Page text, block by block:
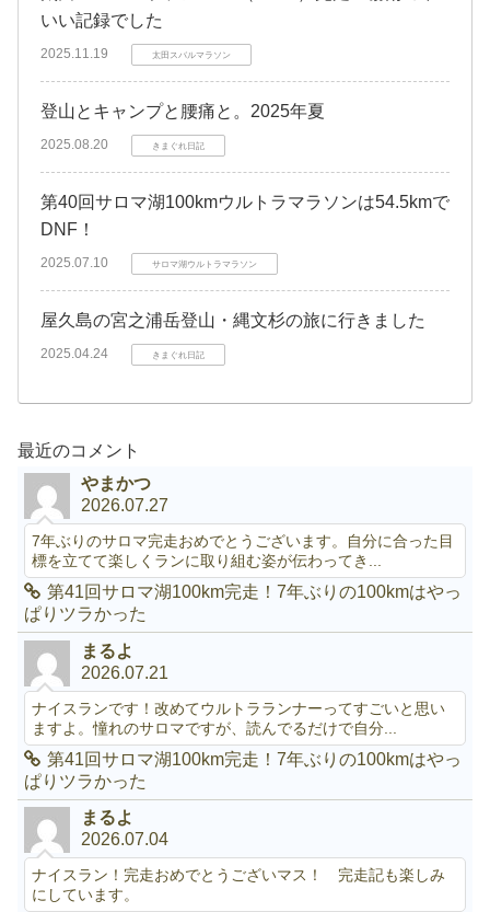
いい記録でした
2025.11.19 太田スバルマラソン
登山とキャンプと腰痛と。2025年夏
2025.08.20 きまぐれ日記
第40回サロマ湖100kmウルトラマラソンは54.5kmで
DNF！
2025.07.10 サロマ湖ウルトラマラソン
屋久島の宮之浦岳登山・縄文杉の旅に行きました
2025.04.24 きまぐれ日記
最近のコメント
やまかつ
2026.07.27
7年ぶりのサロマ完走おめでとうございます。自分に合った目
標を立てて楽しくランに取り組む姿が伝わってき...
第41回サロマ湖100km完走！7年ぶりの100kmはやっ
ぱりツラかった
まるよ
2026.07.21
ナイスランです！改めてウルトラランナーってすごいと思い
ますよ。憧れのサロマですが、読んでるだけで自分...
第41回サロマ湖100km完走！7年ぶりの100kmはやっ
ぱりツラかった
まるよ
2026.07.04
ナイスラン！完走おめでとうございマス！ 完走記も楽しみ
にしています。